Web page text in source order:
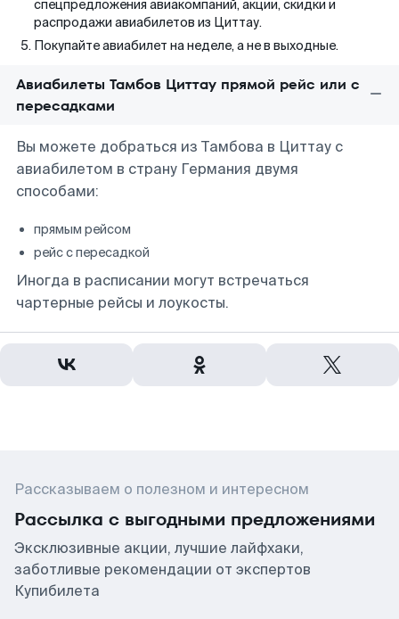
спецпредложения авиакомпаний, акции, скидки и
распродажи авиабилетов из Циттау.
Покупайте авиабилет на неделе, а не в выходные.
Авиабилеты Тамбов Циттау прямой рейс или с
пересадками
Вы можете добраться из Тамбова в Циттау с
авиабилетом в страну Германия двумя
способами:
прямым рейсом
рейс с пересадкой
Иногда в расписании могут встречаться
чартерные рейсы и лоукосты.
Рассказываем о полезном и интересном
Рассылка с выгодными предложениями
Эксклюзивные акции, лучшие лайфхаки,
заботливые рекомендации от экспертов
Купибилета